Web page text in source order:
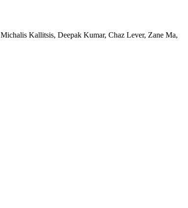
Michalis Kallitsis, Deepak Kumar, Chaz Lever, Zane Ma,